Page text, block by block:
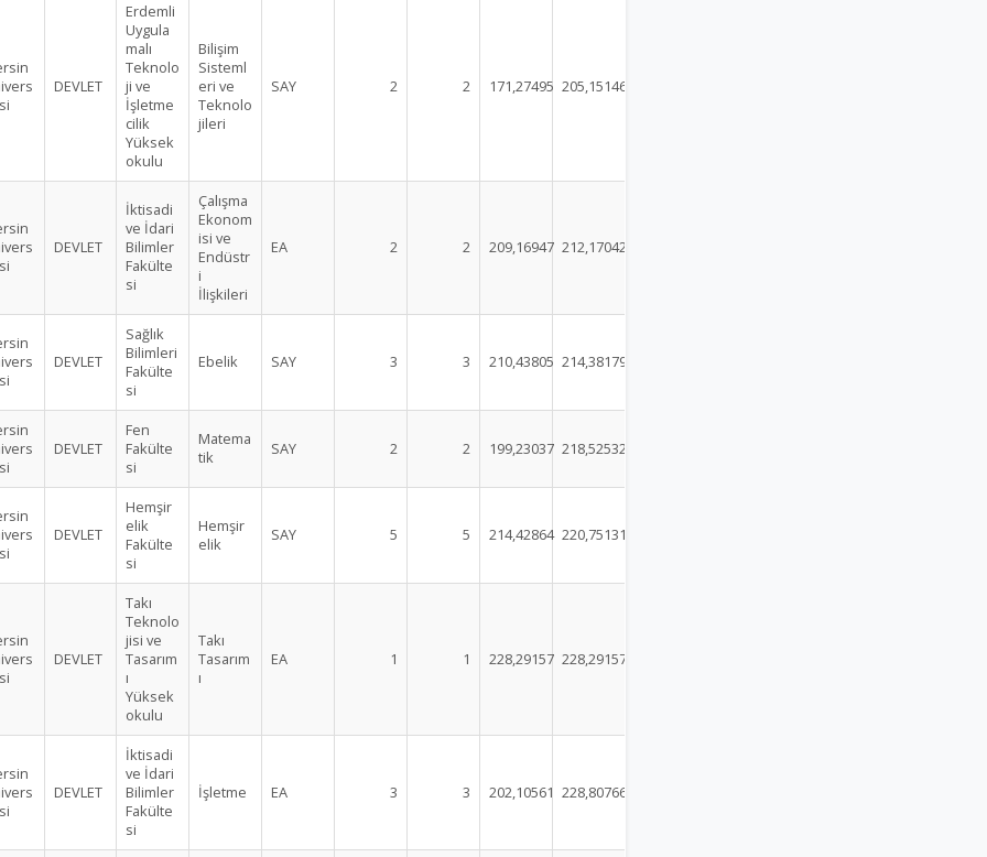
DEVLET
Erdemli
Uygula
malı
Teknolo
ji ve
İşletme
cilik
Yüksek
okulu
Bilişim
Sisteml
eri ve
Teknolo
jileri
SAY 2 2 171,27495 205,15146
DEVLET
İktisadi
ve İdari
Bilimler
Fakülte
si
Çalışma
Ekonom
isi ve
Endüstr
i
İlişkileri
EA 2 2 209,16947 212,17042
DEVLET
Sağlık
Bilimleri
Fakülte
si
Ebelik SAY 3 3 210,43805 214,38179
DEVLET
Fen
Fakülte
si
Matema
tik
SAY 2 2 199,23037 218,52532
DEVLET
Hemşir
elik
Fakülte
si
Hemşir
elik
SAY 5 5 214,42864 220,75131
DEVLET
Takı
Teknolo
jisi ve
Tasarım
ı
Yüksek
okulu
Takı
Tasarım
ı
EA 1 1 228,29157 228,29157
DEVLET
İktisadi
ve İdari
Bilimler
Fakülte
si
İşletme EA 3 3 202,10561 228,80766